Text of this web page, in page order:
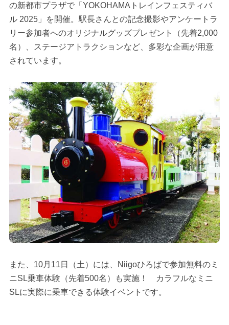
の新都市プラザで「YOKOHAMAトレインフェスティバ
ル 2025」を開催。駅長さんとの記念撮影やアンケートラ
リー参加者へのオリジナルグッズプレゼント（先着2,000
名）、ステージアトラクションなど、多彩な企画が用意
されています。
また、10月11日（土）には、Niigoひろばで参加無料のミ
ニSL乗車体験（先着500名）も実施！ カラフルなミニ
SLに実際に乗車できる体験イベントです。